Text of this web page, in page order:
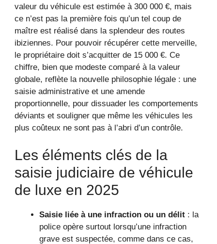
valeur du véhicule est estimée à 300 000 €, mais
ce n’est pas la première fois qu’un tel coup de
maître est réalisé dans la splendeur des routes
ibiziennes. Pour pouvoir récupérer cette merveille,
le propriétaire doit s’acquitter de 15 000 €. Ce
chiffre, bien que modeste comparé à la valeur
globale, reflète la nouvelle philosophie légale : une
saisie administrative et une amende
proportionnelle, pour dissuader les comportements
déviants et souligner que même les véhicules les
plus coûteux ne sont pas à l’abri d’un contrôle.
Les éléments clés de la
saisie judiciaire de véhicule
de luxe en 2025
Saisie liée à une infraction ou un délit : la
police opère surtout lorsqu’une infraction
grave est suspectée, comme dans ce cas,